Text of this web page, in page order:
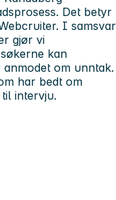
Det betyr
I samsvar
gjør vi
kan
om unntak.
har bedt om
intervju.